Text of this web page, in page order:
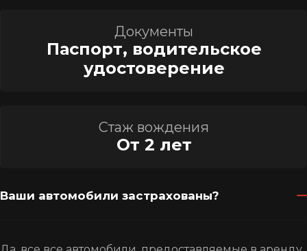
Документы
Паспорт, водительское
удостоверение
Стаж вождения
От 2 лет
Ваши автомобили застрахованы?